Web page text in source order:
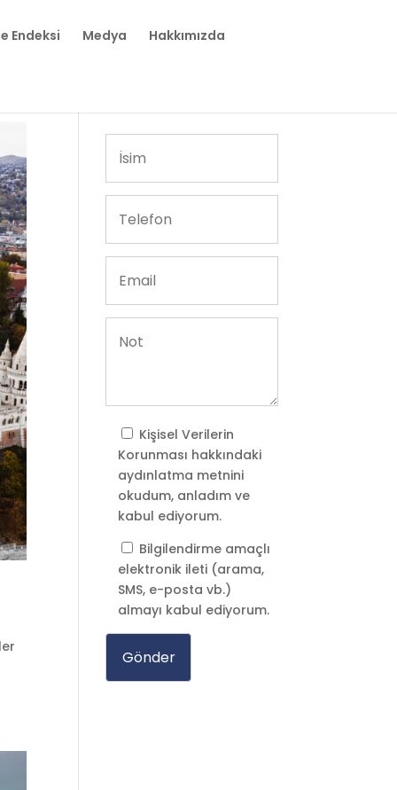
Endeksi Medya Hakkımızda
Kişisel Verilerin
Korunması hakkındaki
aydınlatma metnini
okudum, anladım ve
kabul ediyorum.
Bilgilendirme amaçlı
elektronik ileti (arama,
SMS, e-posta vb.)
almayı kabul ediyorum.